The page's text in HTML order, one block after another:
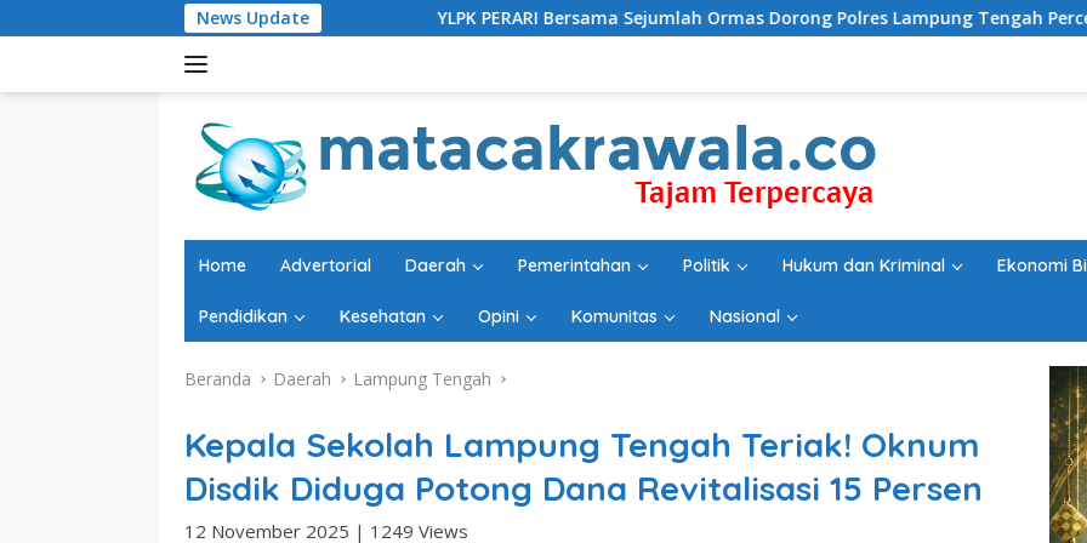
ke
News Update
YLPK PERARI Bersama Sejumlah Ormas Dorong Polres Lampung Tengah Percepat Penanganan Laporan
Home Advertorial Daerah Pemerintahan Politik Hukum dan Kriminal Ekonomi
Pendidikan Kesehatan Opini Komunitas Nasional
Beranda Daerah Lampung Tengah
Kepala Sekolah Lampung Tengah Teriak! Oknum
Disdik Diduga Potong Dana Revitalisasi 15 Persen
12 November 2025 | 1249 Views